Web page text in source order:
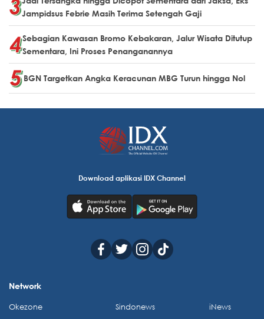
Jampidsus Febrie Masih Terima Setengah Gaji
Sebagian Kawasan Bromo Kebakaran, Jalur Wisata Ditutup
Sementara, Ini Proses Penanganannya
BGN Targetkan Angka Keracunan MBG Turun hingga Nol
Download aplikasi IDX Channel
Network
Okezone Sindonews iNews